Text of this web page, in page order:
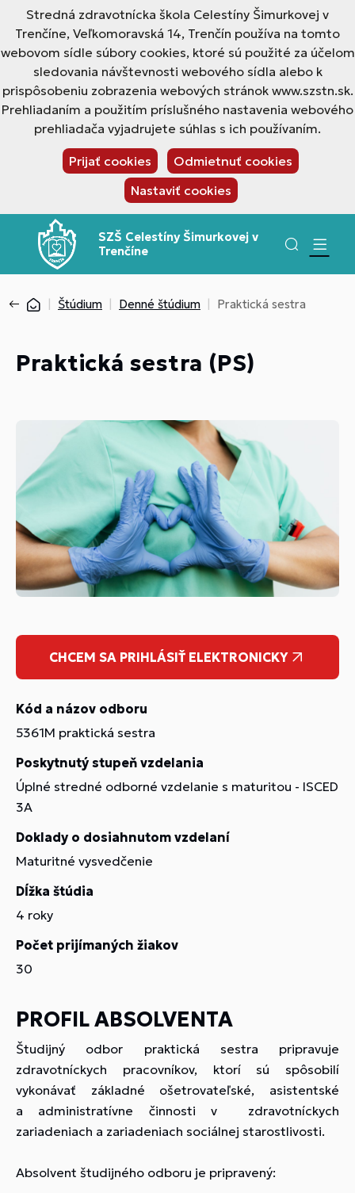
Stredná zdravotnícka škola Celestíny Šimurkovej v
Trenčíne, Veľkomoravská 14, Trenčín používa na tomto
webovom sídle súbory cookies, ktoré sú použité za účelom
sledovania návštevnosti webového sídla alebo k
prispôsobeniu zobrazenia webových stránok www.szstn.sk.
Prehliadaním a použitím príslušného nastavenia webového
prehliadača vyjadrujete súhlas s ich používaním.
Prijať cookies
Odmietnuť cookies
Nastaviť cookies
SZŠ Celestíny Šimurkovej v
Trenčíne
Štúdium Denné štúdium Praktická sestra
Praktická sestra (PS)
CHCEM SA PRIHLÁSIŤ ELEKTRONICKY
Kód a názov odboru
5361M praktická sestra
Poskytnutý stupeň vzdelania
Úplné stredné odborné vzdelanie s maturitou - ISCED
3A
Doklady o dosiahnutom vzdelaní
Maturitné vysvedčenie
Dĺžka štúdia
4 roky
Počet prijímaných žiakov
30
PROFIL ABSOLVENTA
Študijný odbor praktická sestra pripravuje
zdravotníckych pracovníkov, ktorí sú spôsobilí
vykonávať základné ošetrovateľské, asistentské
a administratívne činnosti v zdravotníckych
zariadeniach a zariadeniach sociálnej starostlivosti.
Absolvent študijného odboru je pripravený: